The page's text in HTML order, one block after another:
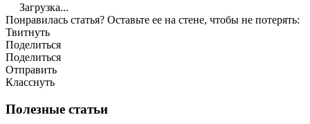
Загрузка...
Понравилась статья? Оставьте ее на стене, чтобы не потерять:
Твитнуть
Поделиться
Поделиться
Отправить
Класснуть
Полезные статьи